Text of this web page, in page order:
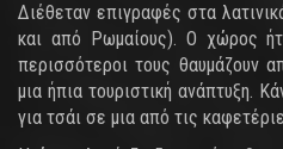
Διέθεταν επιγραφές στα
και από Ρωμαίους). Ο χώρος
περισσότεροι τους θαυμάζουν
μια ήπια τουριστική ανάπτυξη.
για τσάι σε μια από τις